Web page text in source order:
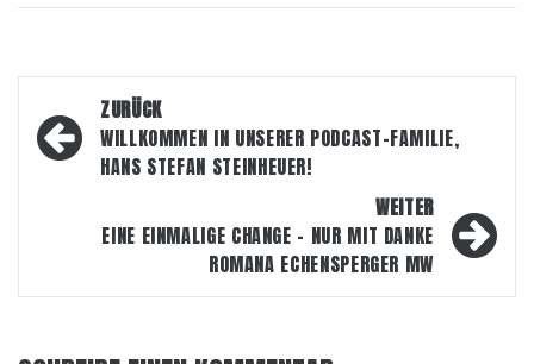
Beitragsnavigation
ZURÜCK
WILLKOMMEN IN UNSERER PODCAST-FAMILIE,
HANS STEFAN STEINHEUER!
WEITER
EINE EINMALIGE CHANGE – NUR MIT DANKE
ROMANA ECHENSPERGER MW